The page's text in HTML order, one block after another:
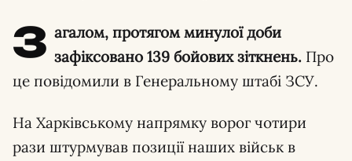
З агалом, протягом минулої доби
зафіксовано 139 бойових зіткнень. Про
це повідомили в Генеральному штабі ЗСУ.
На Харківському напрямку ворог чотири
рази штурмував позиції наших військ в